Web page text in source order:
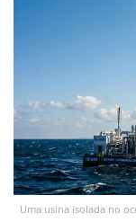
Uma usina isolada no